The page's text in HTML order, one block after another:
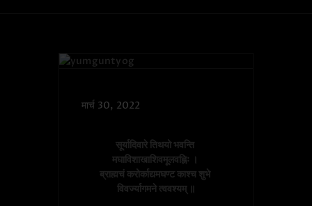
मार्च 30, 2022
सूर्यादिवारे तिथयो भवन्ति
मघाविशाखाशिवमूलवह्निः ।
ब्राह्मचं करोर्काद्यमघण्ट काश्च शुभे
विवर्ज्यागमने त्ववश्यम् ॥